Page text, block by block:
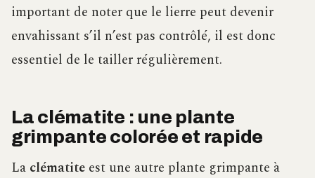
important de noter que le lierre peut devenir
envahissant s’il n’est pas contrôlé, il est donc
essentiel de le tailler régulièrement.
La clématite : une plante
grimpante colorée et rapide
La clématite est une autre plante grimpante à